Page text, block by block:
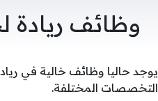
وظائف ريادة
يوجد حاليا وظائف خالية في
التخصصات المختلفة.